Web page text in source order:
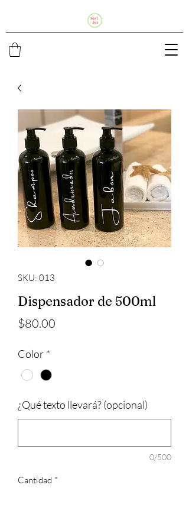
SKU: 013
Dispensador de 500ml
$80.00
Color *
¿Qué texto llevará? (opcional)
0/500
Cantidad *